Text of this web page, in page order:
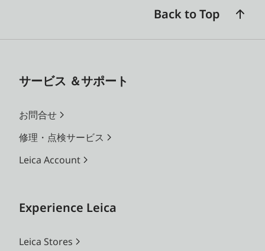
Back to Top
サービス ＆サポート
お問合せ
修理・点検サービス
Leica Account
Experience Leica
Leica Stores